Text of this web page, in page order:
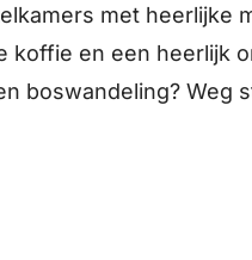
met heerlijke
koffie en een heerlijk
boswandeling? Weg